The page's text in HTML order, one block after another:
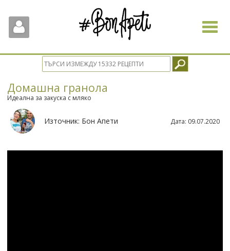
Toggle
Домашна гранола
Идеална за закуска с мляко
Източник: Бон Апети Дата: 09.07.2020